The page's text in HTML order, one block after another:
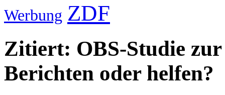
Werbung ZDF
Zitiert: OBS-Studie
Berichten oder helfen?